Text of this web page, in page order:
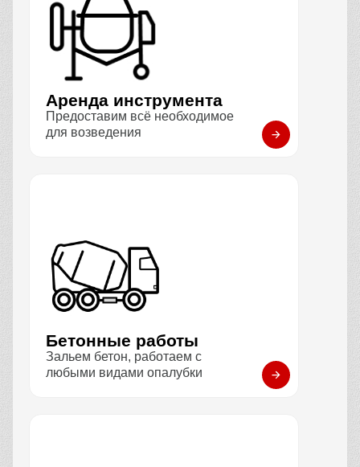
Аренда инструмента
Предоставим всё необходимое
для возведения
Бетонные работы
Зальем бетон, работаем с
любыми видами опалубки